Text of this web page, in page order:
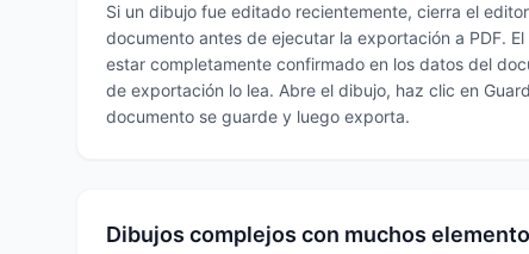
Si un dibujo fue editado recientemente, cierra el
documento antes de ejecutar la exportación a PDF.
estar completamente confirmado en los datos del
de exportación lo lea. Abre el dibujo, haz clic en
documento se guarde y luego exporta.
Dibujos complejos con muchos